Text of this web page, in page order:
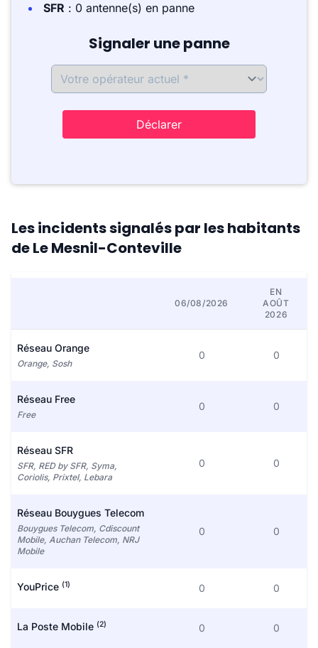
SFR : 0 antenne(s) en panne
Signaler une panne
Déclarer
Les incidents signalés par les habitants
de Le Mesnil-Conteville
06/08/2026
EN
AOÛT
2026
Réseau Orange
Orange, Sosh
0 0
Réseau Free
Free
0 0
Réseau SFR
SFR, RED by SFR, Syma,
Coriolis, Prixtel, Lebara
0 0
Réseau Bouygues Telecom
Bouygues Telecom, Cdiscount
Mobile, Auchan Telecom, NRJ
Mobile
0 0
YouPrice (1) 0 0
La Poste Mobile (2) 0 0